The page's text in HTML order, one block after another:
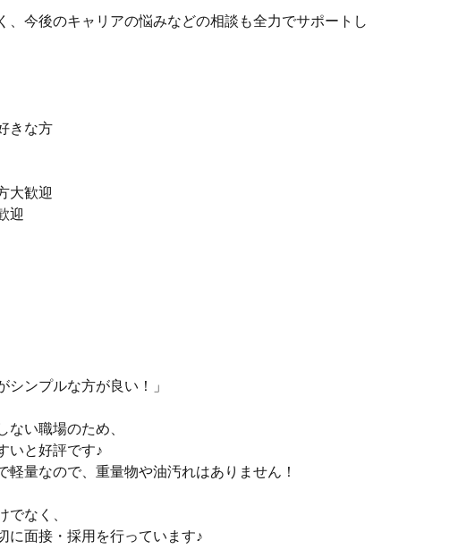
、今後のキャリアの悩みなどの相談も全力でサポートし
きな方
大歓迎
迎
シンプルな方が良い！」
ない職場のため、
いと好評です♪
量なので、重量物や油汚れはありません！
でなく、
に面接・採用を行っています♪